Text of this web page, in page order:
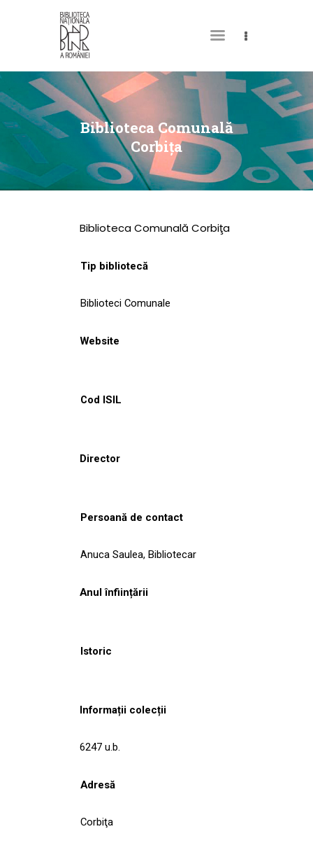
Biblioteca Comunală
Corbiţa
DESPRE NOI
PERMISUL MEU DE
BIBLIOTECĂ
CATALOAGE ȘI
COLECȚII
CULTURALE
NOUTĂȚI
Biblioteca Comunală Corbiţa
Tip bibliotecă
Biblioteci Comunale
Website
Cod ISIL
Director
Persoană de contact
Anuca Saulea, Bibliotecar
Anul înființării
Istoric
Informații colecții
6247 u.b.
Adresă
Corbiţa